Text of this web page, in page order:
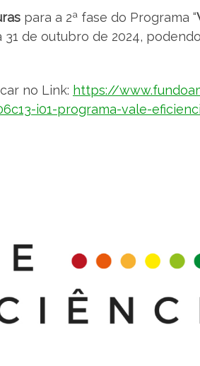
para a 2ª fase do Programa “
31 de outubro de 2024,
no Link: https://
i01-programa-vale-